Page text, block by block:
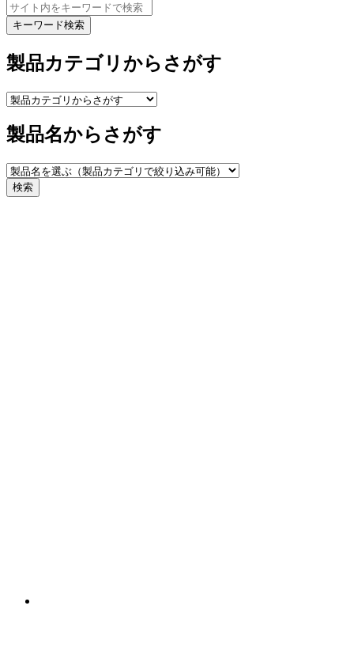
キーワード検索
製品カテゴリからさがす
製品名からさがす
検索